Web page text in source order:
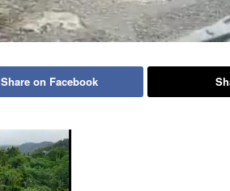
Share on Facebook